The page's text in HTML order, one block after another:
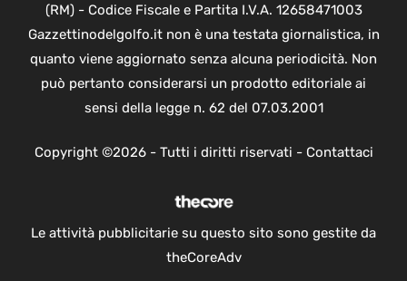
(RM) - Codice Fiscale e Partita I.V.A. 12658471003
Gazzettinodelgolfo.it non è una testata giornalistica, in
quanto viene aggiornato senza alcuna periodicità. Non
può pertanto considerarsi un prodotto editoriale ai
sensi della legge n. 62 del 07.03.2001
Copyright ©2026 - Tutti i diritti riservati - Contattaci
Le attività pubblicitarie su questo sito sono gestite da
theCoreAdv